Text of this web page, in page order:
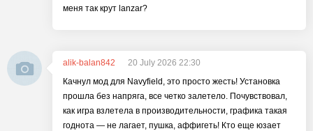
меня так крут lanzar?
alik-balan842
20 July 2026 22:30
Качнул мод для Navyfield, это просто жесть! Установка
прошла без напряга, все четко залетело. Почувствовал,
как игра взлетела в производительности, графика такая
годнота — не лагает, пушка, аффигеть! Кто еще юзает